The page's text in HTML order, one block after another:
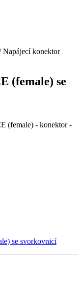
Napájecí konektor
(female) se
(female) - konektor -